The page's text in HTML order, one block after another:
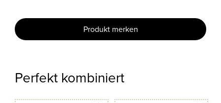
Produkt merken
Perfekt kombiniert